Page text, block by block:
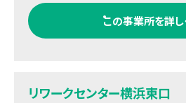
この事業所を詳し
リワークセンター横浜東口